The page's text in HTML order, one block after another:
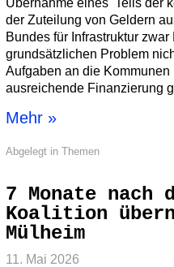
Übernahme eines Teils der
der Zuteilung von Geldern
Bundes für Infrastruktur
grundsätzlichen Problem
Aufgaben an die
ausreichende Finanzierung
Mehr »
Abgelegt in Themen
7 Monate nach
Koalition
Mülheim
11. Mai 2026